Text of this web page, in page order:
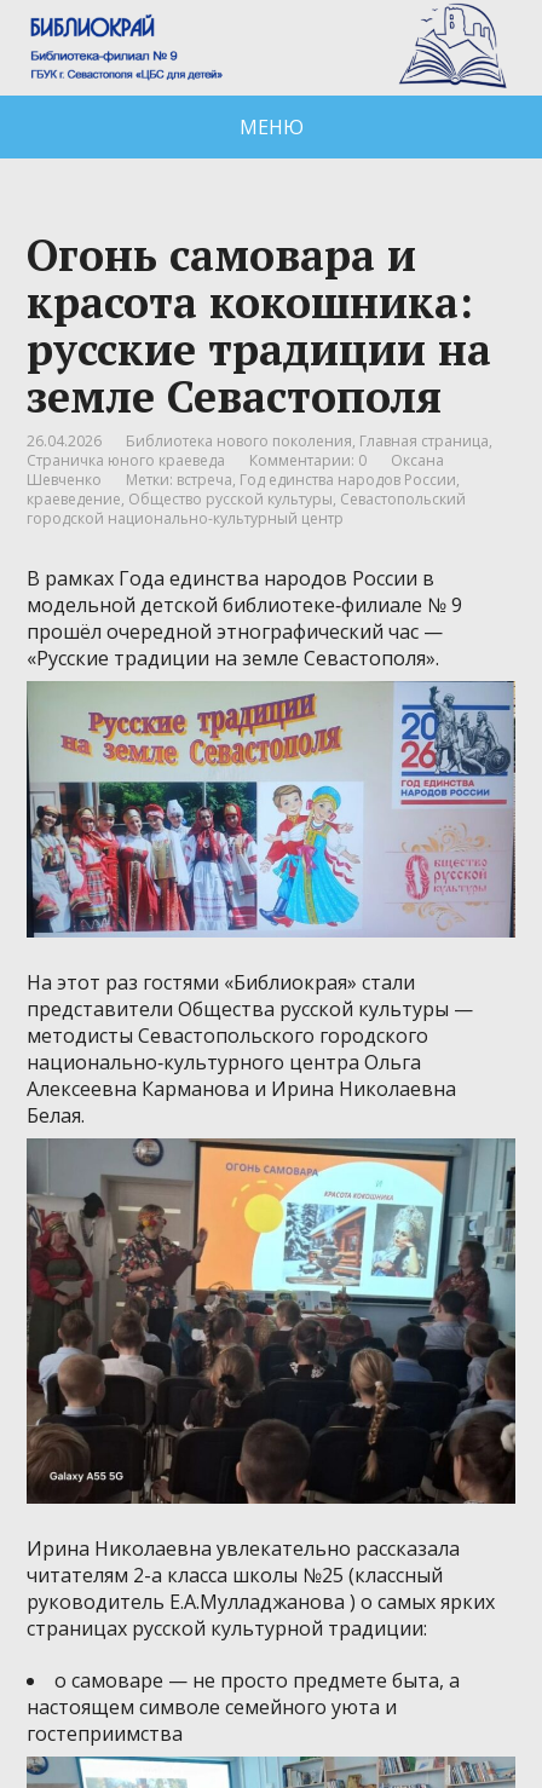
МЕНЮ
Огонь самовара и
красота кокошника:
русские традиции на
земле Севастополя
26.04.2026 Библиотека нового поколения, Главная страница,
Страничка юного краеведа
Комментарии: 0
Оксана
Шевченко
Метки: встреча, Год единства народов России,
краеведение, Общество русской культуры, Севастопольский
городской национально-культурный центр
В рамках Года единства народов России в
модельной детской библиотеке‑филиале № 9
прошёл очередной этнографический час —
«Русские традиции на земле Севастополя».
На этот раз гостями «Библиокрая» стали
представители Общества русской культуры —
методисты Севастопольского городского
национально‑культурного центра Ольга
Алексеевна Карманова и Ирина Николаевна
Белая.
Ирина Николаевна увлекательно рассказала
читателям 2-а класса школы №25 (классный
руководитель Е.А.Мулладжанова ) о самых ярких
страницах русской культурной традиции:
о самоваре — не просто предмете быта, а
настоящем символе семейного уюта и
гостеприимства